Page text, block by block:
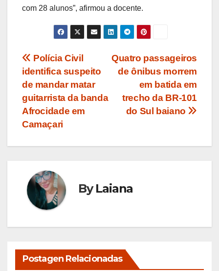
com 28 alunos”, afirmou a docente.
Navegação
de
Post
Quatro passageiros
de ônibus morrem
em batida em
trecho da BR-101
do Sul baiano
Polícia Civil
identifica suspeito
de mandar matar
guitarrista da banda
Afrocidade em
Camaçari
ByLaiana
Postagen Relacionadas